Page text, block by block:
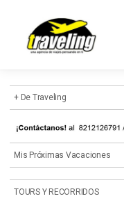
+ de Traveling
mis próximas vacaciones
TOURS Y RECORRIDOS